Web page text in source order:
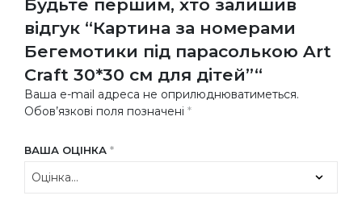
Будьте першим, хто залишив
відгук “Картина за номерами
Бегемотики під парасолькою Art
Craft 30*30 см для дітей”“
Ваша e-mail адреса не оприлюднюватиметься.
Обов’язкові поля позначені *
ВАША ОЦІНКА *